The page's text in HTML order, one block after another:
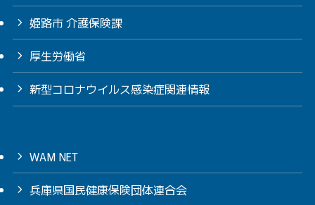
姫路市 介護保険課
厚生労働省
新型コロナウイルス感染症関連情報
WAM NET
兵庫県国民健康保険団体連合会